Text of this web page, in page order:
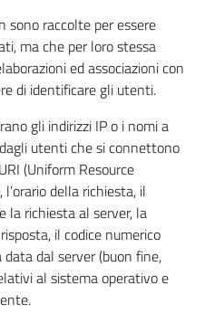
sono raccolte per essere
ma che per loro stessa
ed associazioni con
di identificare gli utenti.
gli indirizzi IP o i nomi a
utenti che si connettono
(Uniform Resource
della richiesta, il
la richiesta al server, la
il codice numerico
dal server (buon fine,
al sistema operativo e